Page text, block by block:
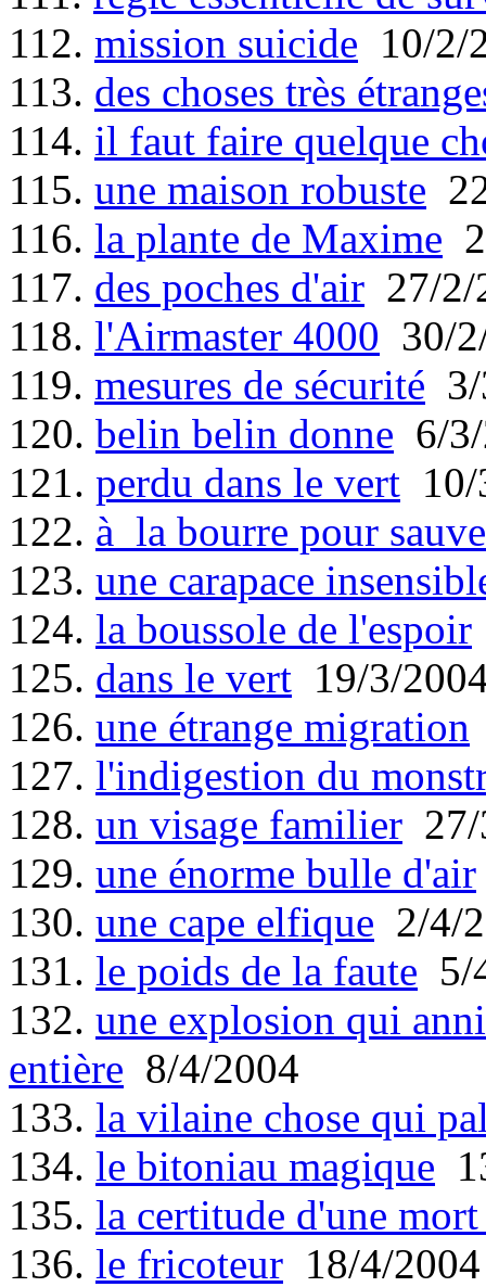
112. mission suicide 10/2/
113. des choses très
114. il faut faire quelque
115. une maison robuste
116. la plante de Maxime
117. des poches d'air 27/2/
118. l'Airmaster 4000 30/
119. mesures de sécurité
120. belin belin donne 6/
121. perdu dans le vert
122. à la bourre pour
123. une carapace
124. la boussole de l'espoir
125. dans le vert 19/3/
126. une étrange migration
127. l'indigestion du
128. un visage familier
129. une énorme bulle d'air
130. une cape elfique 2/4/
131. le poids de la faute 5/
132. une explosion qui
entière 8/4/2004
133. la vilaine chose qui
134. le bitoniau magique
135. la certitude d'une
136. le fricoteur 18/4/2004